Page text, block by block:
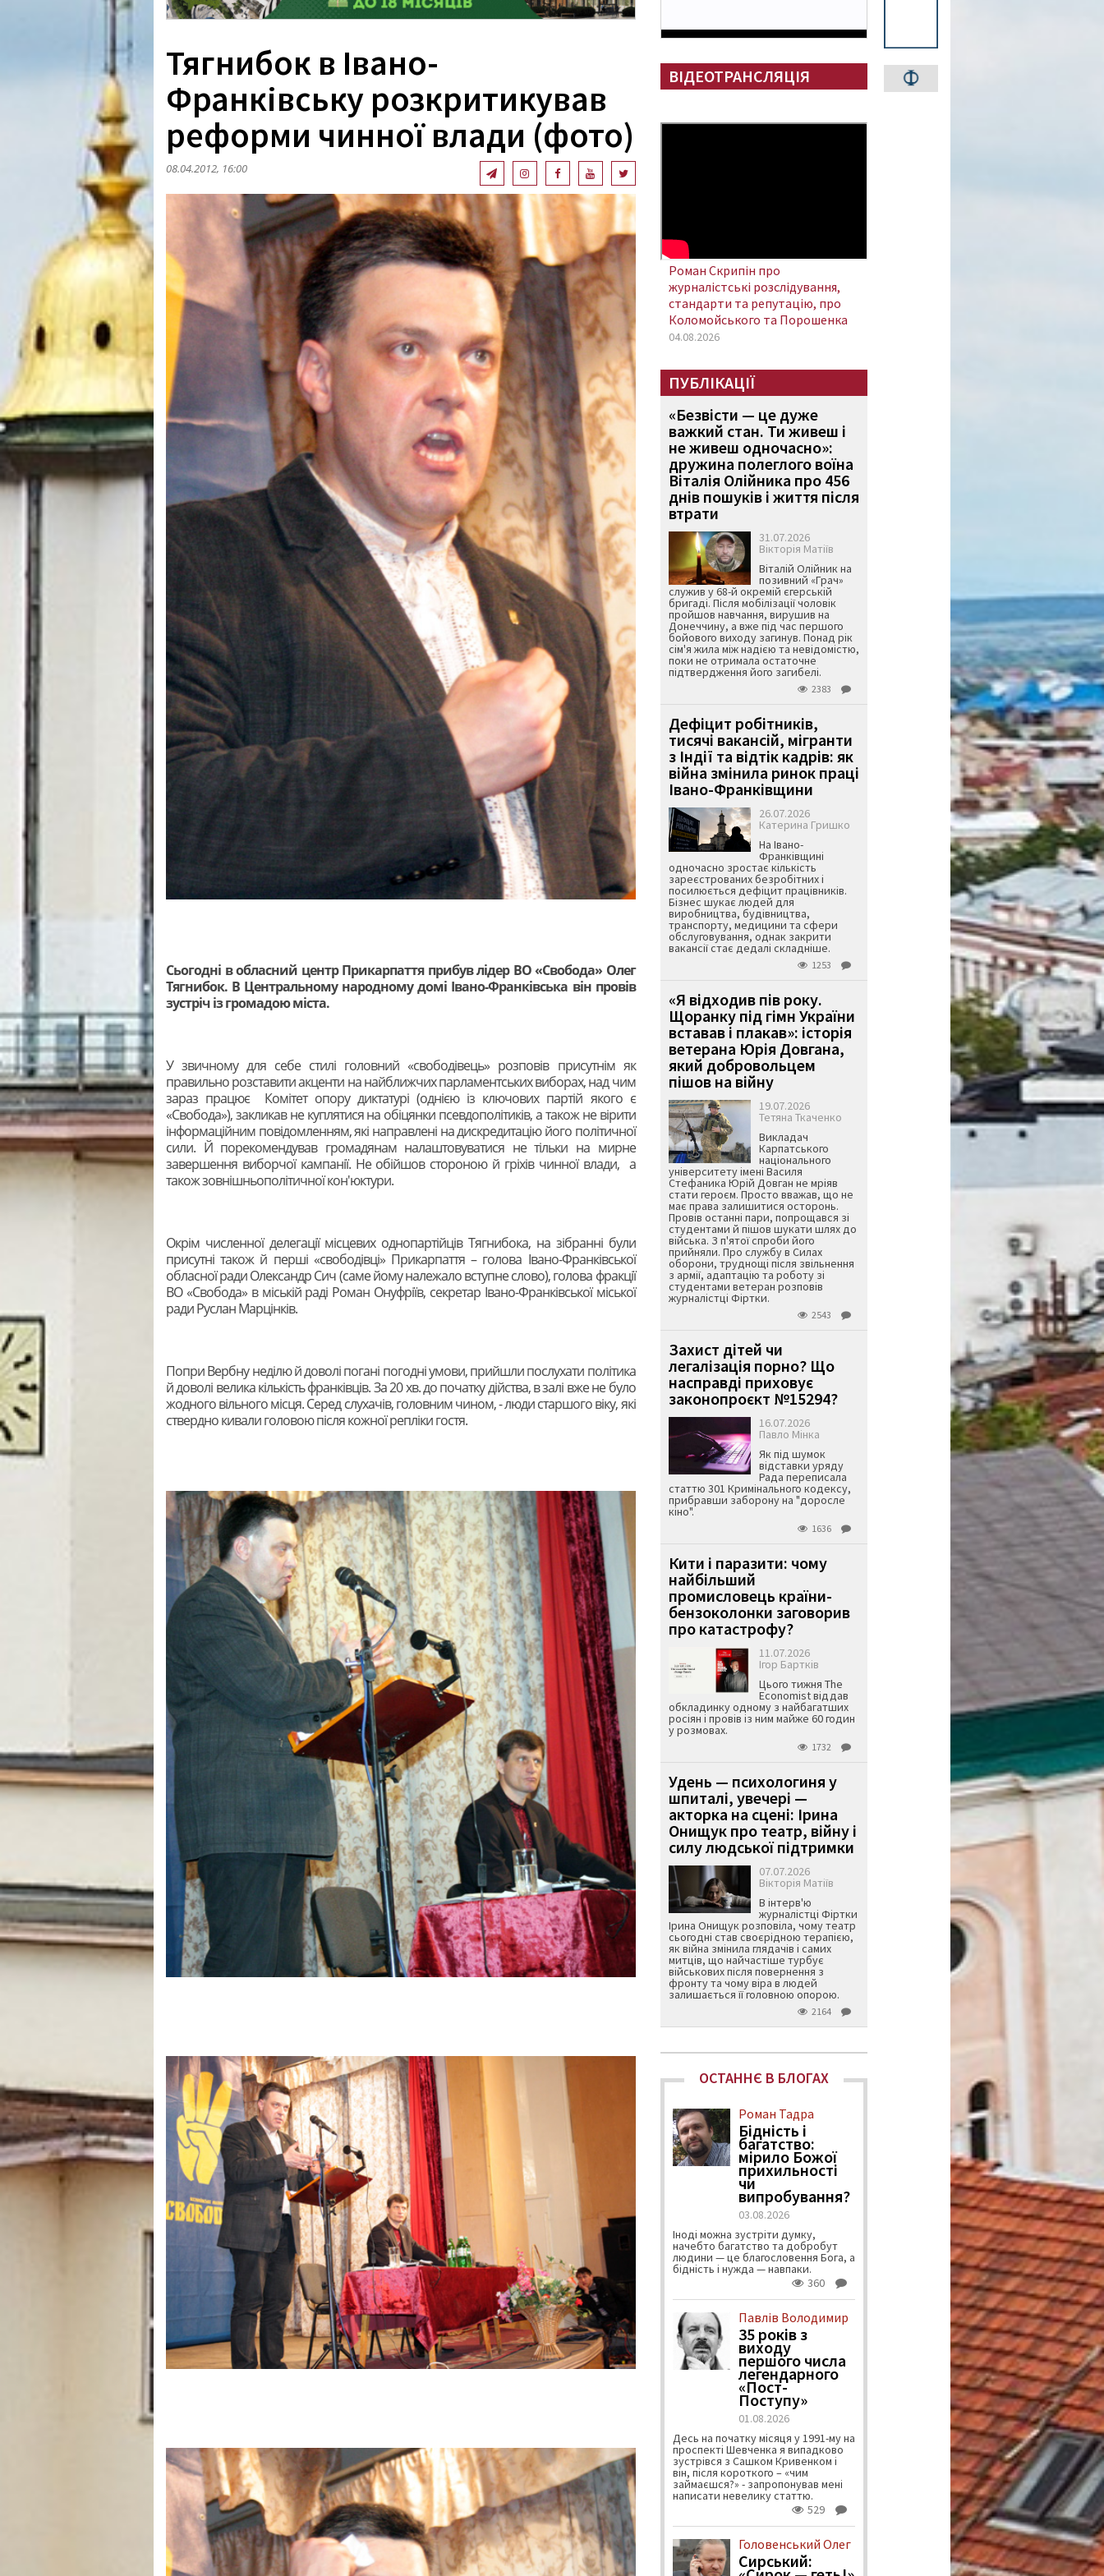
Тягнибок в Івано-
Франківську розкритикував
реформи чинної влади (фото)
08.04.2012, 16:00
Сьогодні в обласний центр Прикарпаття прибув лідер ВО «Свобода» Олег
Тягнибок. В Центральному народному домі Івано-Франківська він провів
зустріч із громадою міста.
У звичному для себе стилі головний «свободівець» розповів присутнім як
правильно розставити акценти на найближчих парламентських виборах, над чим
зараз працює Комітет опору диктатурі (однією із ключових партій якого є
«Свобода»), закликав не куплятися на обіцянки псевдополітиків, а також не вірити
інформаційним повідомленням, які направлені на дискредитацію його політичної
сили. Й порекомендував громадянам налаштовуватися не тільки на мирне
завершення виборчої кампанії. Не обійшов стороною й гріхів чинної влади, а
також зовнішньополітичної кон'юктури.
Окрім численної делегації місцевих однопартійців Тягнибока, на зібранні були
присутні також й перші «свободівці» Прикарпаття – голова Івано-Франківської
обласної ради Олександр Сич (саме йому належало вступне слово), голова фракції
ВО «Свобода» в міській раді Роман Онуфріїв, секретар Івано-Франківської міської
ради Руслан Марцінків.
Попри Вербну неділю й доволі погані погодні умови, прийшли послухати політика
й доволі велика кількість франківців. За 20 хв. до початку дійства, в залі вже не було
жодного вільного місця. Серед слухачів, головним чином, - люди старшого віку, які
ствердно кивали головою після кожної репліки гостя.
ВІДЕОТРАНСЛЯЦІЯ
Роман Скрипін про
журналістські розслідування,
стандарти та репутацію, про
Коломойського та Порошенка
04.08.2026
ПУБЛІКАЦІЇ
«Безвісти — це дуже
важкий стан. Ти живеш і
не живеш одночасно»:
дружина полеглого воїна
Віталія Олійника про 456
днів пошуків і життя після
втрати
31.07.2026
Вікторія Матіїв
Віталій Олійник на
позивний «Грач»
служив у 68-й окремій єгерській
бригаді. Після мобілізації чоловік
пройшов навчання, вирушив на
Донеччину, а вже під час першого
бойового виходу загинув. Понад рік
сім'я жила між надією та невідомістю,
поки не отримала остаточне
підтвердження його загибелі.
2383
Дефіцит робітників,
тисячі вакансій, мігранти
з Індії та відтік кадрів: як
війна змінила ринок праці
Івано-Франківщини
26.07.2026
Катерина Гришко
На Івано-
Франківщині
одночасно зростає кількість
зареєстрованих безробітних і
посилюється дефіцит працівників.
Бізнес шукає людей для
виробництва, будівництва,
транспорту, медицини та сфери
обслуговування, однак закрити
вакансії стає дедалі складніше.
1253
«Я відходив пів року.
Щоранку під гімн України
вставав і плакав»: історія
ветерана Юрія Довгана,
який добровольцем
пішов на війну
19.07.2026
Тетяна Ткаченко
Викладач
Карпатського
національного
університету імені Василя
Стефаника Юрій Довган не мріяв
стати героєм. Просто вважав, що не
має права залишитися осторонь.
Провів останні пари, попрощався зі
студентами й пішов шукати шлях до
війська. З п'ятої спроби його
прийняли. Про службу в Силах
оборони, труднощі після звільнення
з армії, адаптацію та роботу зі
студентами ветеран розповів
журналістці Фіртки.
2543
Захист дітей чи
легалізація порно? Що
насправді приховує
законопроєкт №15294?
16.07.2026
Павло Мінка
Як під шумок
відставки уряду
Рада переписала
статтю 301 Кримінального кодексу,
прибравши заборону на "доросле
кіно".
1636
Кити і паразити: чому
найбільший
промисловець країни-
бензоколонки заговорив
про катастрофу?
11.07.2026
Ігор Бартків
Цього тижня The
Economist віддав
обкладинку одному з найбагатших
росіян і провів із ним майже 60 годин
у розмовах.
1732
Удень — психологиня у
шпиталі, увечері —
акторка на сцені: Ірина
Онищук про театр, війну і
силу людської підтримки
07.07.2026
Вікторія Матіїв
В інтерв'ю
журналістці Фіртки
Ірина Онищук розповіла, чому театр
сьогодні став своєрідною терапією,
як війна змінила глядачів і самих
митців, що найчастіше турбує
військових після повернення з
фронту та чому віра в людей
залишається її головною опорою.
2164
ОСТАННЄ В БЛОГАХ
Роман Тадра
Бідність і
багатство:
мірило Божої
прихильності
чи
випробування?
03.08.2026
Іноді можна зустріти думку,
начебто багатство та добробут
людини — це благословення Бога, а
бідність і нужда — навпаки.
360
Павлів Володимир
35 років з
виходу
першого числа
легендарного
«Пост-
Поступу»
01.08.2026
Десь на початку місяця у 1991-му на
проспекті Шевченка я випадково
зустрівся з Сашком Кривенком і
він, після короткого – «чим
займаєшся?» - запропонував мені
написати невелику статтю.
529
Головенський Олег
Сирський: